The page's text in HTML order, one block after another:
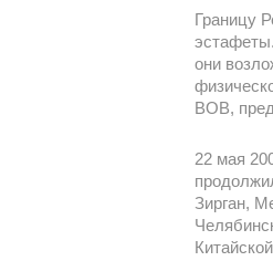
Границу
они
ВОВ,
22 мая
Зирган,